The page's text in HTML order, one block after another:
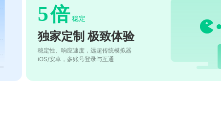
5倍 稳定
独家定制 极致体验
稳定性、响应速度，远超传统模拟器
iOS/安卓，多账号登录与互通